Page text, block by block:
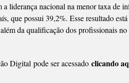
a liderança nacional na menor taxa de
que possui 39,2%. Esse resultado
da qualificação dos profissionais
Digital pode ser acessado clicando